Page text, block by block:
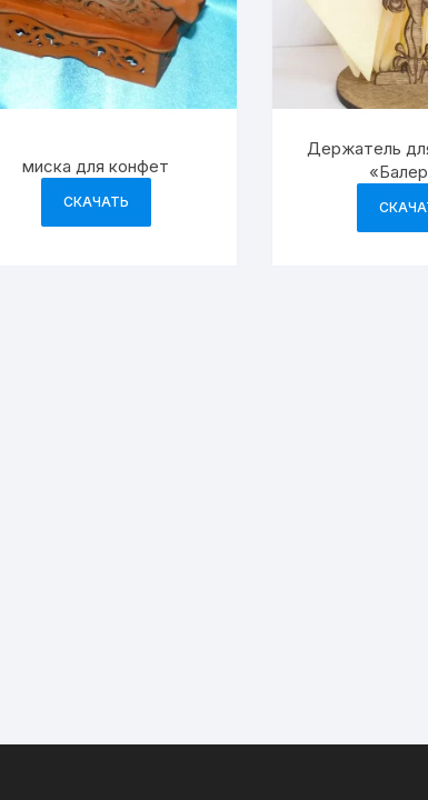
миска для конфет
СКАЧАТЬ
Держатель